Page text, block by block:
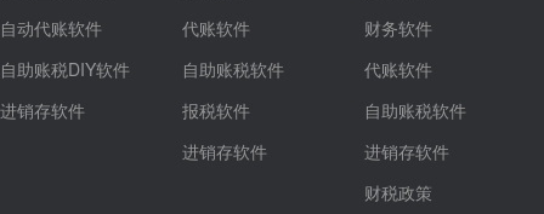
自动代账软件
自助账税DIY软件
进销存软件
代账软件
自助账税软件
报税软件
进销存软件
财务软件
代账软件
自助账税软件
进销存软件
财税政策